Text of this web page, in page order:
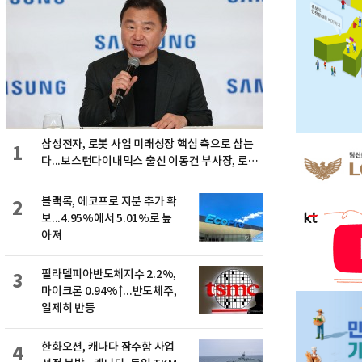
삼성전자, 로봇 사업 미래성장 핵심 축으로 삼는
다...보스턴다이내믹스 출신 이동건 부사장, 로보
1
블랙록, 에코프로 지분 추가 확
보...4.95%에서 5.01%로 높
아져
2
필라델피아반도체지수 2.2%,
마이크론 0.94%↑...반도체주,
일제히 반등
3
한화오션, 캐나다 잠수함 사업
4